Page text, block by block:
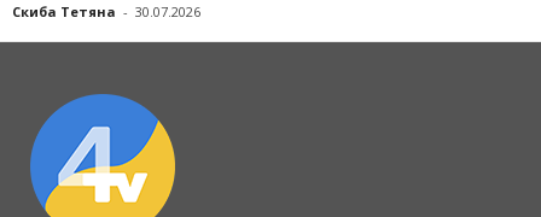
Скиба Тетяна - 30.07.2026